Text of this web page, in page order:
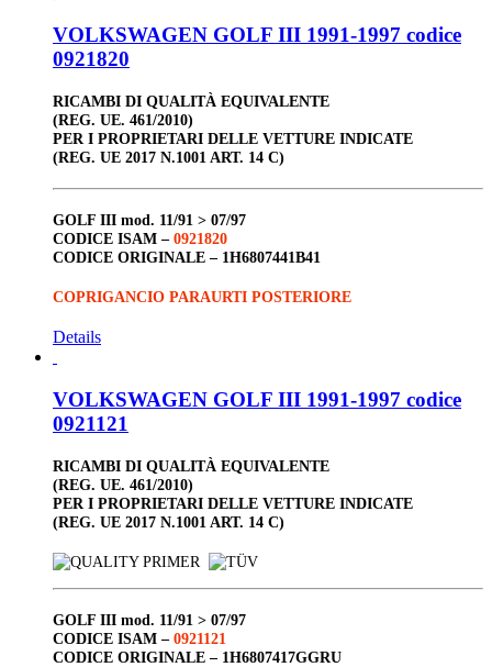
VOLKSWAGEN GOLF III 1991-1997 codice
0921820
RICAMBI DI QUALITÀ EQUIVALENTE
(REG. UE. 461/2010)
PER I PROPRIETARI DELLE VETTURE INDICATE
(REG. UE 2017 N.1001 ART. 14 C)
GOLF III mod. 11/91 > 07/97
CODICE ISAM – 0921820
CODICE ORIGINALE – 1H6807441B41
COPRIGANCIO PARAURTI POSTERIORE
Details
VOLKSWAGEN GOLF III 1991-1997 codice
0921121
RICAMBI DI QUALITÀ EQUIVALENTE
(REG. UE. 461/2010)
PER I PROPRIETARI DELLE VETTURE INDICATE
(REG. UE 2017 N.1001 ART. 14 C)
GOLF III mod. 11/91 > 07/97
CODICE ISAM – 0921121
CODICE ORIGINALE – 1H6807417GGRU